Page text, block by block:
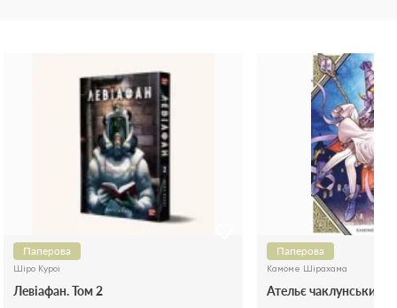
Паперова
Шіро Куроі
Левіафан. Том 2
Паперова
Камоме Шірахама
Ательє чаклунських